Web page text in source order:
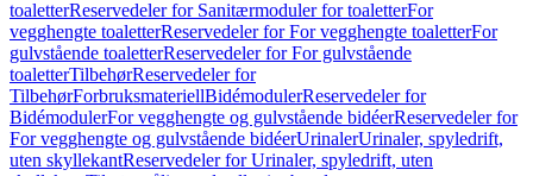
toaletterReservedeler for Sanitærmoduler for toaletterFor
vegghengte toaletterReservedeler for For vegghengte toaletterFor
gulvstående toaletterReservedeler for For gulvstående
toaletterTilbehørReservedeler for
TilbehørForbruksmateriellBidémodulerReservedeler for
BidémodulerFor vegghengte og gulvstående bidéerReservedeler for
For vegghengte og gulvstående bidéerUrinalerUrinaler, spyledrift,
uten skyllekantReservedeler for Urinaler, spyledrift, uten